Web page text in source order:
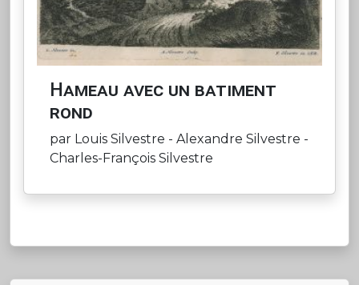
Hameau avec un batiment
rond
par Louis Silvestre - Alexandre Silvestre -
Charles-François Silvestre